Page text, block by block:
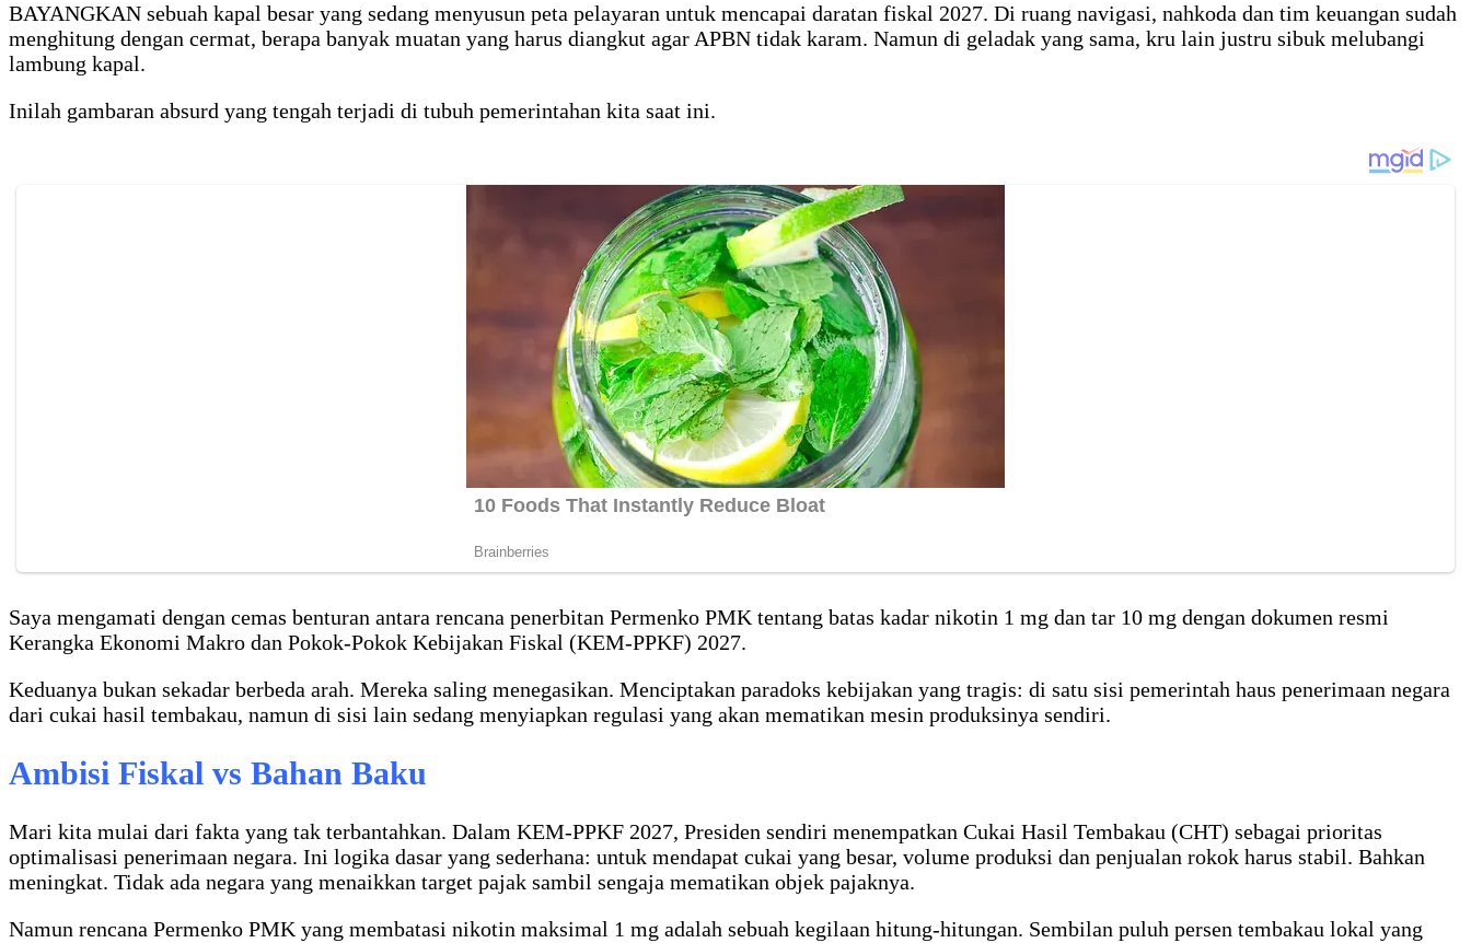
BAYANGKAN sebuah kapal besar yang sedang menyusun peta pelayaran untuk mencapai daratan fiskal 2027. Di ruang navigasi, nahkoda dan tim keuangan sudah
menghitung dengan cermat, berapa banyak muatan yang harus diangkut agar APBN tidak karam. Namun di geladak yang sama, kru lain justru sibuk melubangi
lambung kapal.
Inilah gambaran absurd yang tengah terjadi di tubuh pemerintahan kita saat ini.
Saya mengamati dengan cemas benturan antara rencana penerbitan Permenko PMK tentang batas kadar nikotin 1 mg dan tar 10 mg dengan dokumen resmi
Kerangka Ekonomi Makro dan Pokok-Pokok Kebijakan Fiskal (KEM-PPKF) 2027.
Keduanya bukan sekadar berbeda arah. Mereka saling menegasikan. Menciptakan paradoks kebijakan yang tragis: di satu sisi pemerintah haus penerimaan negara
dari cukai hasil tembakau, namun di sisi lain sedang menyiapkan regulasi yang akan mematikan mesin produksinya sendiri.
Ambisi Fiskal vs Bahan Baku
Mari kita mulai dari fakta yang tak terbantahkan. Dalam KEM-PPKF 2027, Presiden sendiri menempatkan Cukai Hasil Tembakau (CHT) sebagai prioritas
optimalisasi penerimaan negara. Ini logika dasar yang sederhana: untuk mendapat cukai yang besar, volume produksi dan penjualan rokok harus stabil. Bahkan
meningkat. Tidak ada negara yang menaikkan target pajak sambil sengaja mematikan objek pajaknya.
Namun rencana Permenko PMK yang membatasi nikotin maksimal 1 mg adalah sebuah kegilaan hitung-hitungan. Sembilan puluh persen tembakau lokal yang